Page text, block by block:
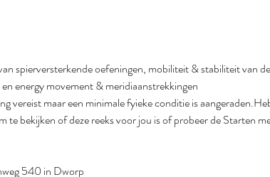
spierversterkende oefeningen, mobiliteit & stabiliteit van
energy movement & meridiaanstrekkingen
vereist maar een minimale fyieke conditie is
te bekijken of deze reeks voor jou is of probeer de Starten
540 in Dworp